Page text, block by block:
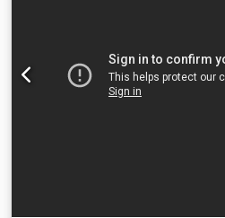
Maskinens vikt: 32 000 kg 13.
14. Böjd form på
Iya No Apbeck 15. Maskinen är